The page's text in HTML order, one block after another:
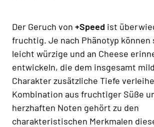
Der Geruch von +Speed ist
fruchtig. Je nach Phänotyp können
leicht würzige und an Cheese
entwickeln, die dem insgesamt
Charakter zusätzliche Tiefe
Kombination aus fruchtiger Süße
herzhaften Noten gehört zu den
charakteristischen Merkmalen